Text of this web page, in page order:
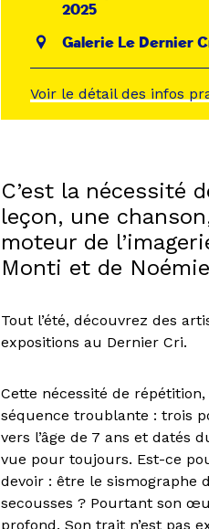
2025
Galerie Le Dernier
Voir le détail des infos
C’est la nécessité
leçon, une
moteur de
Monti et de
Tout l’été, découvrez des
expositions au Dernier Cri.
Cette nécessité de
séquence troublante : trois
vers l’âge de 7 ans et datés
vue pour toujours. Est-ce
devoir : être le sismographe
secousses ? Pourtant son
profond. Son trait n’est pas